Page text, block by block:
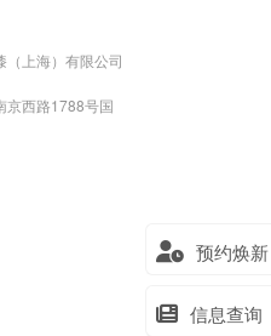
预约焕新
信息查询
（上海）有限公司
京西路1788号国